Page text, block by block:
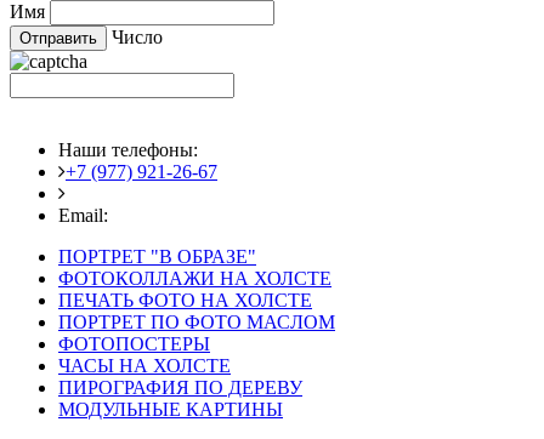
Имя
Число
Наши телефоны:
+7 (977) 921-26-67
Email:
ПОРТРЕТ "В ОБРАЗЕ"
ФОТОКОЛЛАЖИ НА ХОЛСТЕ
ПЕЧАТЬ ФОТО НА ХОЛСТЕ
ПОРТРЕТ ПО ФОТО МАСЛОМ
ФОТОПОСТЕРЫ
ЧАСЫ НА ХОЛСТЕ
ПИРОГРАФИЯ ПО ДЕРЕВУ
МОДУЛЬНЫЕ КАРТИНЫ